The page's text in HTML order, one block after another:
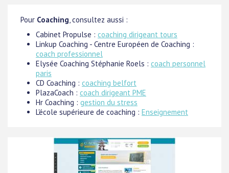
Pour Coaching, consultez aussi :
Cabinet Propulse : coaching dirigeant tours
Linkup Coaching - Centre Européen de Coaching :
coach professionnel
Elysée Coaching Stéphanie Roels : coach personnel
paris
CD Coaching : coaching belfort
PlazaCoach : coach dirigeant PME
Hr Coaching : gestion du stress
L'école supérieure de coaching : Enseignement